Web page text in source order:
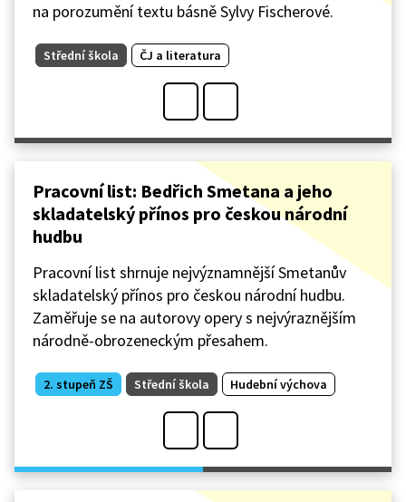
na porozumění textu básně Sylvy Fischerové.
Střední škola ČJ a literatura
Pracovní list: Bedřich Smetana a jeho
skladatelský přínos pro českou národní
hudbu
Pracovní list shrnuje nejvýznamnější Smetanův
skladatelský přínos pro českou národní hudbu.
Zaměřuje se na autorovy opery s nejvýraznějším
národně-obrozeneckým přesahem.
2. stupeň ZŠ Střední škola Hudební výchova